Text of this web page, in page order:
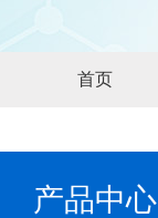
首页
产品中心